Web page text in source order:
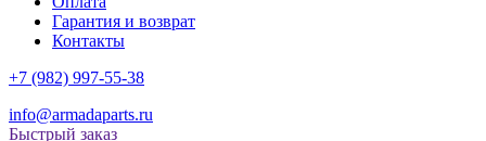
Гарантия и возврат
Контакты
+7 (982) 997-55-38
info@armadaparts.ru
Быстрый заказ